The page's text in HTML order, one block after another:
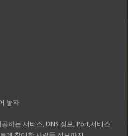
놓자
하는 서비스, DNS 정보, Port,서비스